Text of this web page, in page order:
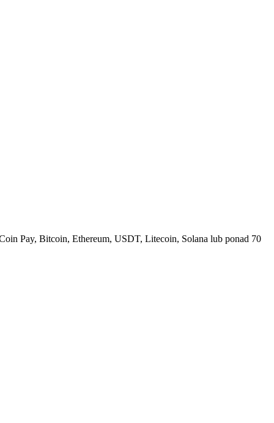
Pay, Bitcoin, Ethereum, USDT, Litecoin, Solana lub ponad 70